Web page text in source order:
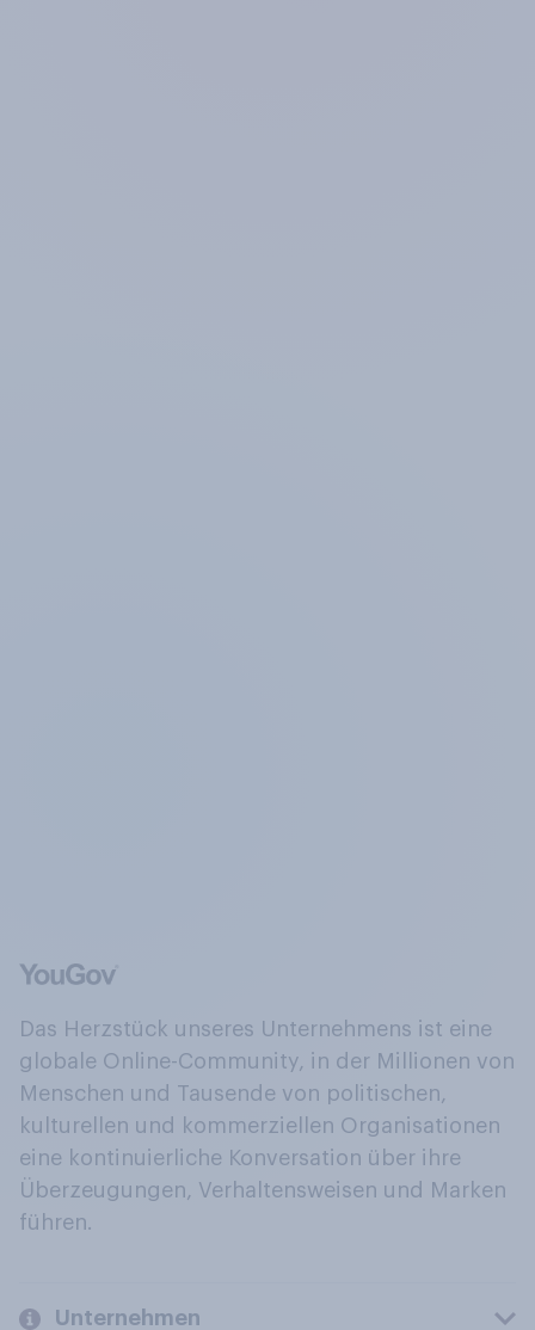
Das Herzstück unseres Unternehmens ist eine
globale Online-Community, in der Millionen von
Menschen und Tausende von politischen,
kulturellen und kommerziellen Organisationen
eine kontinuierliche Konversation über ihre
Überzeugungen, Verhaltensweisen und Marken
führen.
Unternehmen